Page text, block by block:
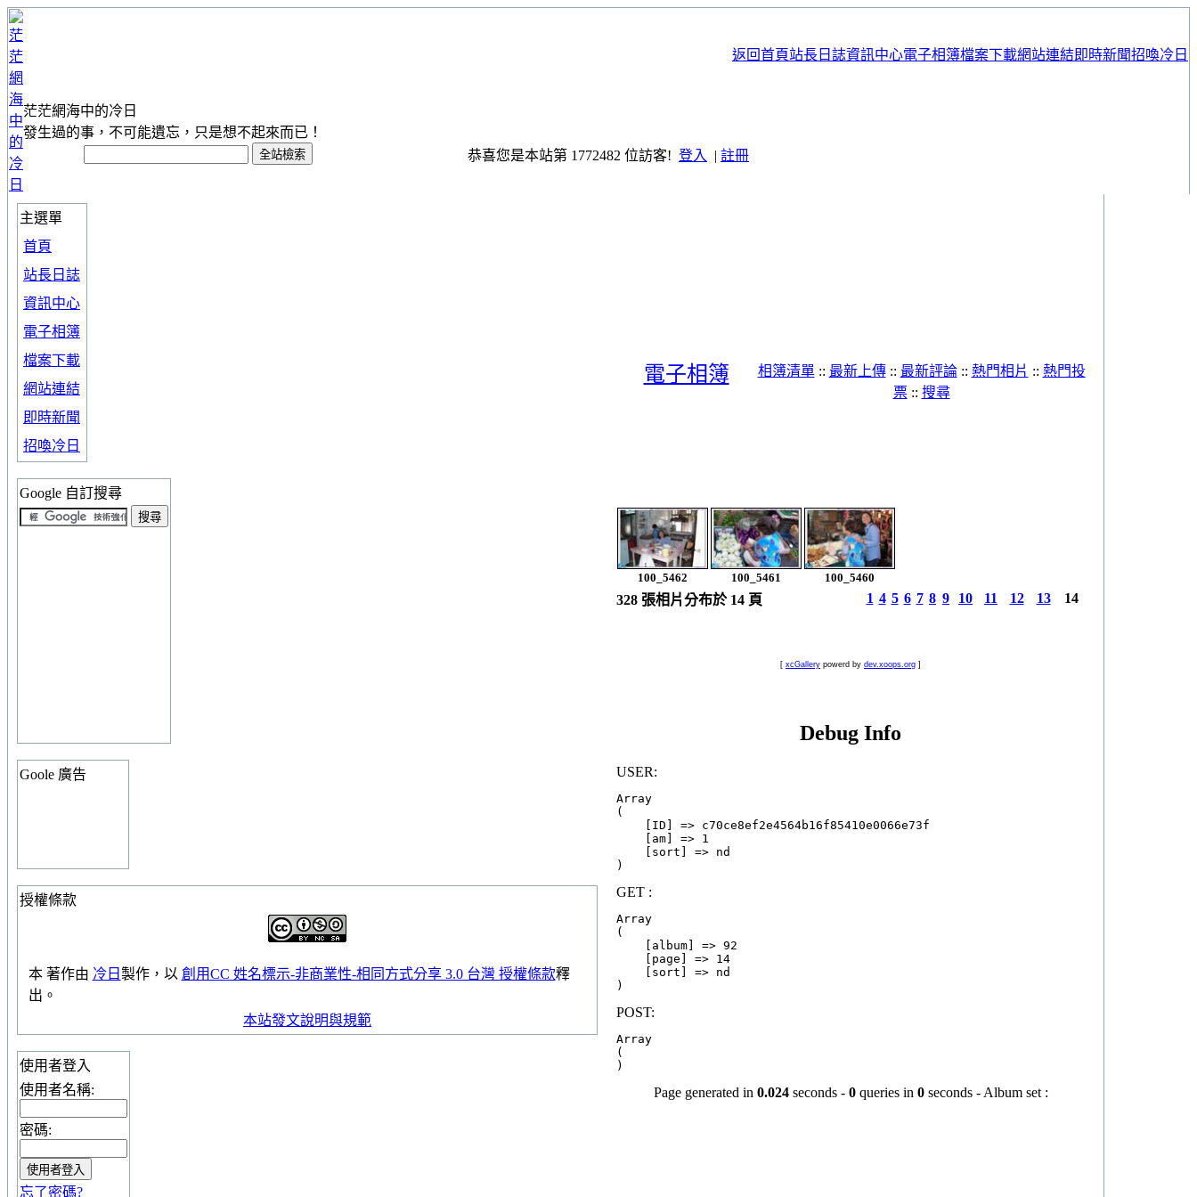
返回首頁站長日誌資訊中心電子相簿檔案下載網站連結即時新聞招喚冷日
茫茫網海中的冷日
發生過的事，不可能遺忘，只是想不起來而已！
恭喜您是本站第 1772482 位訪客! 登入 | 註冊
主選單
首頁
站長日誌
資訊中心
電子相簿
檔案下載
網站連結
即時新聞
招喚冷日
Google 自訂搜尋
Goole 廣告
授權條款
本 著作由 冷日 製作，以 創用CC 姓名標示-非商業性-相同方式分享 3.0 台灣 授權條款釋
出。
本站發文說明與規範
使用者登入
使用者名稱:
密碼:
忘了密碼?
電子相簿 相簿清單:: 最新上傳:: 最新評論:: 熱門相片 :: 熱門投
票:: 搜尋
100_5462 100_5461 100_5460
328 張相片分布於 14 頁 1 4 5 6 7 8 9 10 11 12 13 14
[ xcGallery powerd by dev.xoops.org ]
Debug Info
USER:
Array
(
    [ID] => c70ce8ef2e4564b16f85410e0066e73f
    [am] => 1
    [sort] => nd
GET :
Array
(
    [album] => 92
    [page] => 14
    [sort] => nd
POST:
Array
(
Page generated in 0.024seconds - 0queries in 0seconds - Album set :